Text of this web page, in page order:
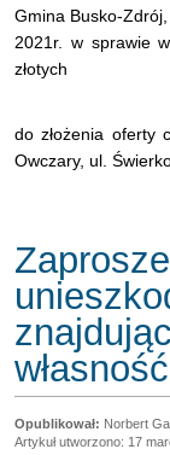
Gmina Busko-
2021r. w sprawie
złotych
do złożenia oferty
Owczary, ul.
Norbert
Artykuł utworzono: 17